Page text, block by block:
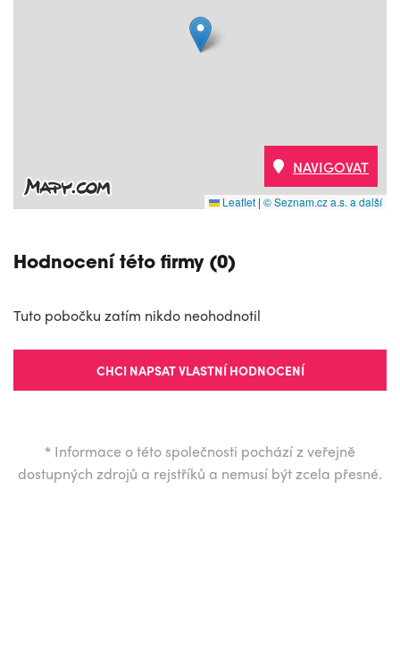
Leaflet | © Seznam.cz a.s. a další
NAVIGOVAT
Hodnocení této firmy (0)
Tuto pobočku zatím nikdo neohodnotil
CHCI NAPSAT VLASTNÍ HODNOCENÍ
* Informace o této společnosti pochází z veřejně
dostupných zdrojů a rejstříků a nemusí být zcela přesné.